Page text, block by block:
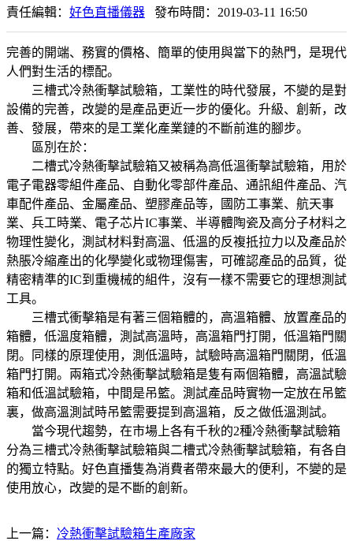
責任編輯： 好色直播儀器 發布時間：2019-03-11 16:50
完善的開端、務實的價格、簡單的使用與當下的熱門，是現代
人們對生活的標配。
三槽式冷熱衝擊試驗箱，工業性的時代發展，不變的是對
設備的完善，改變的是產品更近一步的優化。升級、創新，改
善、發展，帶來的是工業化產業鏈的不斷前進的腳步。
區別在於：
二槽式冷熱衝擊試驗箱又被稱為高低溫衝擊試驗箱，用於
電子電器零組件產品、自動化零部件產品、通訊組件產品、汽
車配件產品、金屬產品、塑膠產品等，國防工事業、航天事
業、兵工時業、電子芯片IC事業、半導體陶瓷及高分子材料之
物理性變化，測試材料對高溫、低溫的反複抵拉力以及產品於
熱脹冷縮產出的化學變化或物理傷害，可確認產品的品質，從
精密精準的IC到重機械的組件，沒有一樣不需要它的理想測試
工具。
三槽式衝擊箱是有著三個箱體的，高溫箱體、放置產品的
箱體，低溫度箱體，測試高溫時，高溫箱門打開，低溫箱門關
閉。同樣的原理使用，測低溫時，試驗時高溫箱門關閉，低溫
箱門打開。兩箱式冷熱衝擊試驗箱是隻有兩個箱體，高溫試驗
箱和低溫試驗箱，中間是吊籃。測試產品時實物一定放在吊籃
裏，做高溫測試時吊籃需要提到高溫箱，反之做低溫測試。
當今現代趨勢，在市場上各有千秋的2種冷熱衝擊試驗箱
分為三槽式冷熱衝擊試驗箱與二槽式冷熱衝擊試驗箱，有各自
的獨立特點。好色直播隻為消費者帶來最大的便利，不變的是
使用放心，改變的是不斷的創新。
上一篇： 冷熱衝擊試驗箱生產廠家